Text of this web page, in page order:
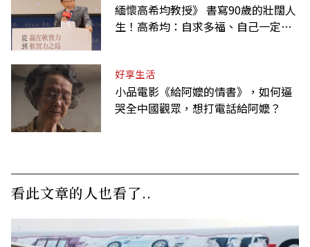
緬懷高希均教授》 書寫90歲的壯闊人
生！高希均：自求多福、自己一定要
好享生活
小品電影《給阿嬤的情書》，如何逼
哭全中國觀眾，想打電話給阿嬤？
看此文章的人也看了..